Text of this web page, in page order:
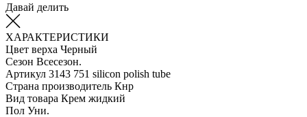
Давай делить
ХАРАКТЕРИСТИКИ
Цвет верха Черный
Сезон Всесезон.
Артикул 3143 751 silicon polish tube
Страна производитель Кнр
Вид товара Крем жидкий
Пол Уни.